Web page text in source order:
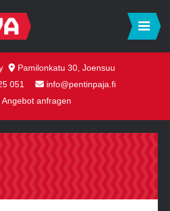
Pamilonkatu 30, Joensuu
051
info@pentinpaja.fi
Angebot anfragen